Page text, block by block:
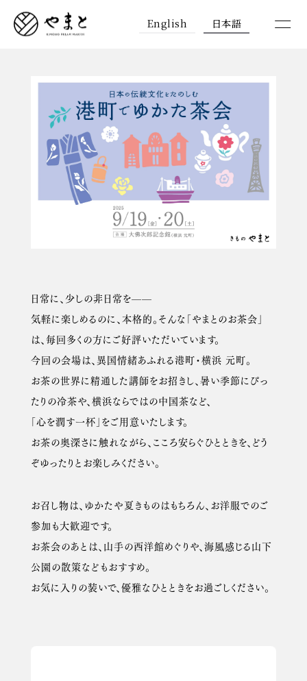
English 日本語
日常に、少しの非日常を——
気軽に楽しめるのに、本格的。そんな「やまとのお茶会」
は、毎回多くの方にご好評いただいています。
今回の会場は、異国情緒あふれる港町・横浜 元町。
お茶の世界に精通した講師をお招きし、暑い季節にぴっ
たりの冷茶や、横浜ならではの中国茶など、
「心を潤す一杯」をご用意いたします。
お茶の奥深さに触れながら、こころ安らぐひとときを、どう
ぞゆったりとお楽しみください。
お召し物は、ゆかたや夏きものはもちろん、お洋服でのご
参加も大歓迎です。
お茶会のあとは、山手の西洋館めぐりや、海風感じる山下
公園の散策などもおすすめ。
お気に入りの装いで、優雅なひとときをお過ごしください。